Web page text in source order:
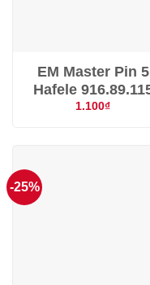
EM Master Pin 5
Hafele
1.100₫
-25%